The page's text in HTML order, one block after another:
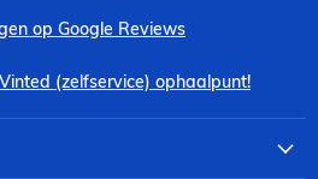
op Google Reviews
(zelfservice) ophaalpunt!